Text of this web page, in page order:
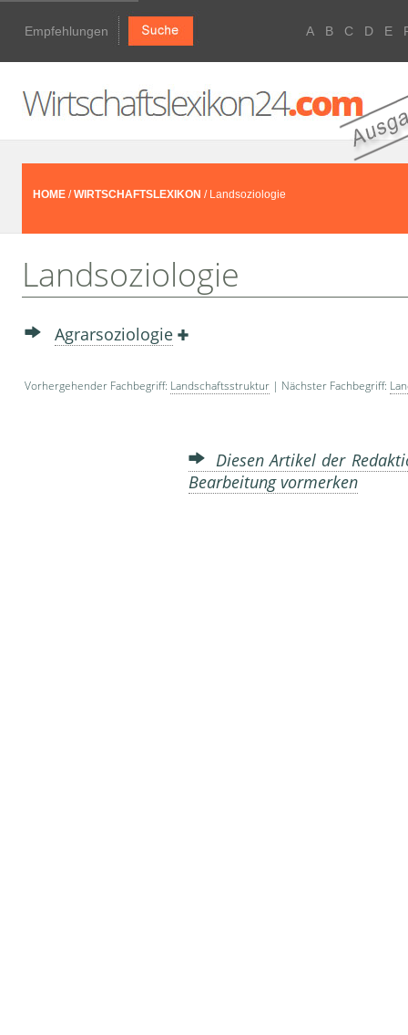
Empfehlungen A B C D E
HOME /WIRTSCHAFTSLEXIKON / Landsoziologie
Landsoziologie
Agrarsoziologie
Vorhergehender Fachbegriff: Landschaftsstruktur | Nächster Fachbegriff:
Diesen Artikel der
Bearbeitung vormerken